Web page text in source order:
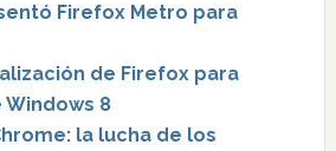
Firefox Metro para
de Firefox para
Windows 8
la lucha de los